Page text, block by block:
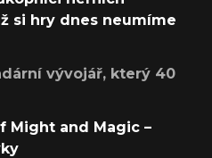
si hry dnes neumíme
vývojář, který 40
Might and Magic –